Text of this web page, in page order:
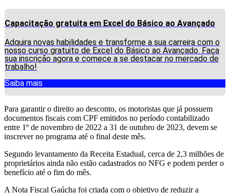
Capacitação gratuita em Excel do Básico ao Avançado
Adquira novas habilidades e transforme a sua carreira com o
nosso curso gratuito de Excel do Básico ao Avançado. Faça
sua inscrição agora e comece a se destacar no mercado de
trabalho!
Saiba mais
Para garantir o direito ao desconto, os motoristas que já possuem
documentos fiscais com CPF emitidos no período contabilizado
entre 1º de novembro de 2022 a 31 de outubro de 2023, devem se
inscrever no programa até o final deste mês.
Segundo levantamento da Receita Estadual, cerca de 2,3 milhões de
proprietários ainda não estão cadastrados no NFG e podem perder o
benefício até o fim do mês.
A Nota Fiscal Gaúcha foi criada com o objetivo de reduzir a